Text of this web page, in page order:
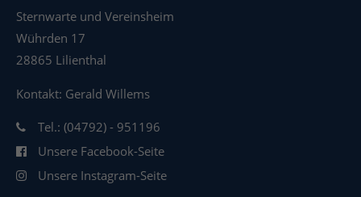
Sternwarte und Vereinsheim
Wührden 17
28865 Lilienthal
Kontakt: Gerald Willems
Tel.: (04792) - 951196
Unsere Facebook-Seite
Unsere Instagram-Seite